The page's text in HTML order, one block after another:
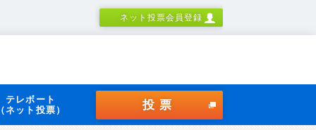
ネット投票会員登録
テレボート
（ネット投票）
投票